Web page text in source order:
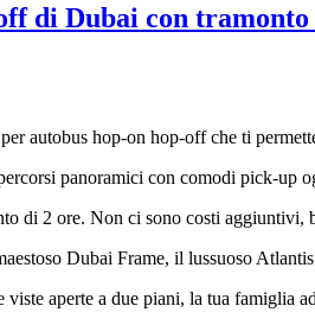
di Dubai con
autobus hop-on hop-off che ti
panoramici con comodi pick-up
di 2 ore. Non ci sono costi
Dubai Frame, il lussuoso
aperte a due piani, la tua famiglia